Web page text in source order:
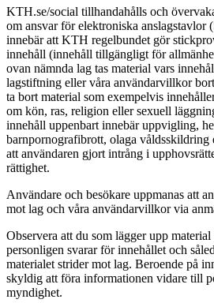
KTH.se/social tillhandahålls och
om ansvar för elektroniska anslagstavlor
innebär att KTH regelbundet gör
innehåll (innehåll tillgängligt för
ovan nämnda lag tas material vars
lagstiftning eller våra användarvillkor
ta bort material som exempelvis
om kön, ras, religion eller sexuell
innehåll uppenbart innebär uppvigling,
barnpornografibrott, olaga våldsskildring
att användaren gjort intrång i
rättighet.
Användare och besökare uppmanas att
mot lag och våra användarvillkor via
Observera att du som lägger upp
personligen svarar för innehållet och
materialet strider mot lag. Beroende på
skyldig att föra informationen vidare till
myndighet.